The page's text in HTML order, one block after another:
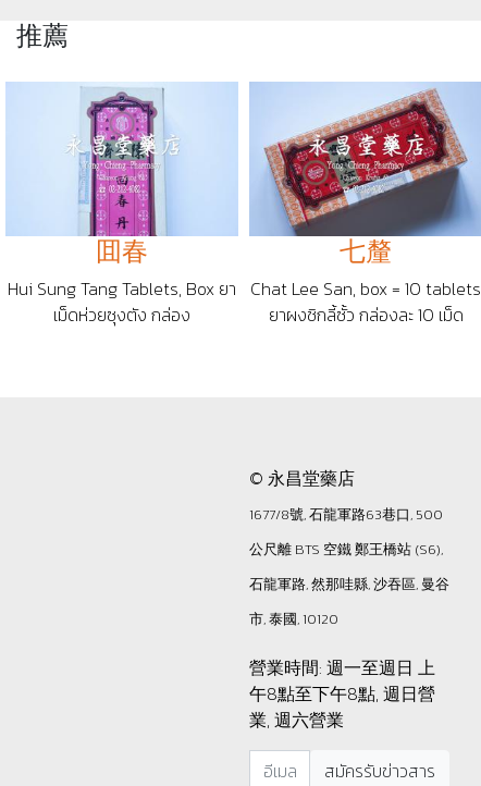
推薦
囬春
Hui Sung Tang Tablets, Box ยา
เม็ดห่วยซุงตัง กล่อง
七釐
Chat Lee San, box = 10 tablets
ยาผงชิกลี้ซั้ว กล่องละ 10 เม็ด
© 永昌堂藥店
1677/8號, 石龍軍路63巷口, 500
公尺離 BTS 空鐵 鄭王橋站 (S6),
石龍軍路, 然那哇縣, 沙吞區, 曼谷
市, 泰國, 10120
營業時間: 週一至週日 上
午8點至下午8點, 週日營
業, 週六營業